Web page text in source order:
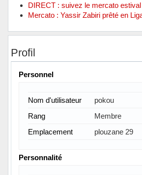
DIRECT : suivez le mercato
Mercato : Yassir Zabiri prêté en
Profil
Personnel
Nom d'utilisateur
pokou
Rang
Membre
Emplacement
plouzane 29
Personnalité